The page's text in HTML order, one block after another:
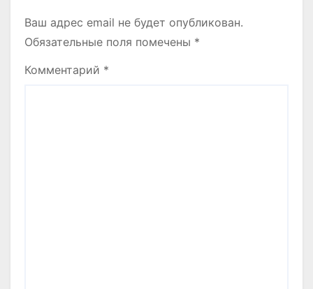
Ваш адрес email не будет опубликован.
Обязательные поля помечены *
Комментарий *